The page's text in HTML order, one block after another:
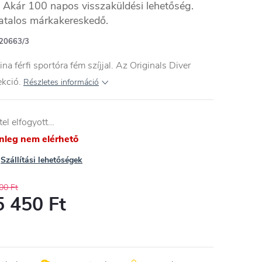
Akár 100 napos visszaküldési lehetőség.
márkakereskedő.
3
férfi sportóra fém szíjjal. Az Originals Diver
Részletes információ
elfogyott…
nem elérhető
Szállítási lehetőségek
Ft
450 Ft